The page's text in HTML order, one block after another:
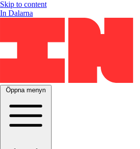
Skip to content
In Dalarna
Öppna menyn